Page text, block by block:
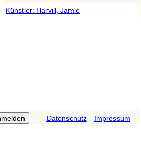
Künstler: Harvill, Jamie
Datenschutz Impressum